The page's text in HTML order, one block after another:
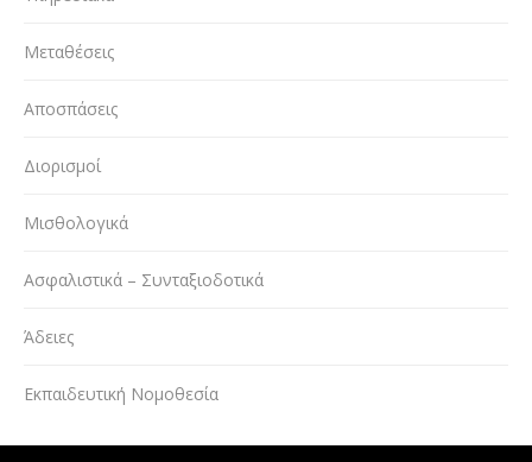
Μεταθέσεις
Αποσπάσεις
Διορισμοί
Μισθολογικά
Ασφαλιστικά – Συνταξιοδοτικά
Άδειες
Εκπαιδευτική Νομοθεσία